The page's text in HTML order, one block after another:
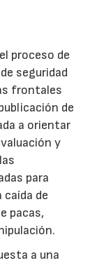
proceso de
seguridad
frontales
de
a orientar
y
para
de
pacas,
a una